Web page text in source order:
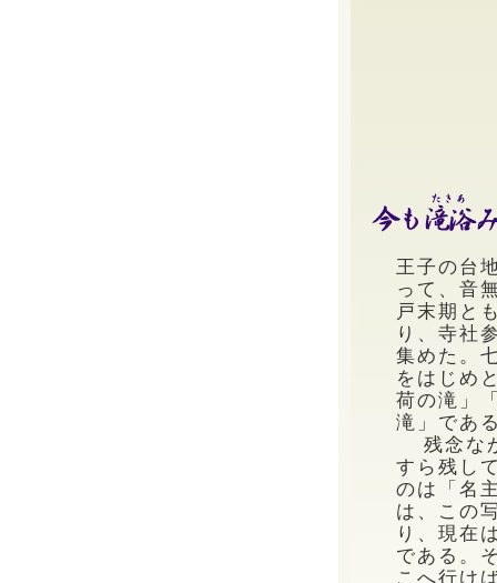
王子の台
って、音
戸末期と
り、寺社
集めた。
をはじめ
荷の滝」
滝」であ
残念な
すら残し
のは「名
は、この
り、現在
である。
こへ行け